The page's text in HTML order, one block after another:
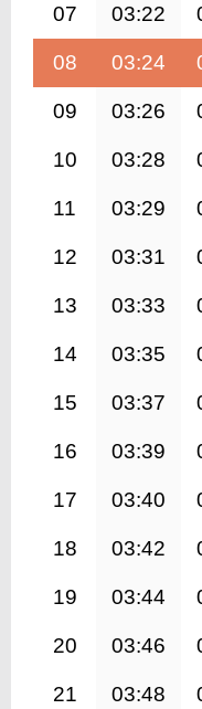
07 03:22
08 03:24
09 03:26
10 03:28
11 03:29
12 03:31
13 03:33
14 03:35
15 03:37
16 03:39
17 03:40
18 03:42
19 03:44
20 03:46
21 03:48